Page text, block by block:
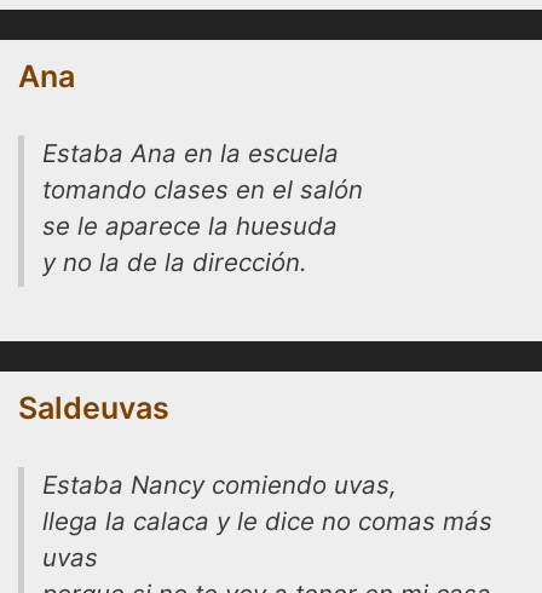
Ana
Estaba Ana en la escuela
tomando clases en el salón
se le aparece la huesuda
y no la de la dirección.
Saldeuvas
Estaba Nancy comiendo uvas,
llega la calaca y le dice no comas más
uvas